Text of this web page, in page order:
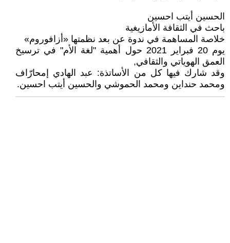
الحسين أيتب احسين
باحث في الثقافة الأمازيغية
خلاصة المساهمة في ندوة عن بعد نظمتها «أزافوروم»
يوم 20 فبراير 2021 حول أهمية "لغة الأم" في ترسيخ
العمق الهوياتي والثقافي,
وقد شارك فيها كل من الأساتذة: عبد الهادي إمحارّاف
ومحمد حنداين ومحمد الحموشي والحسين أيتب احسين.